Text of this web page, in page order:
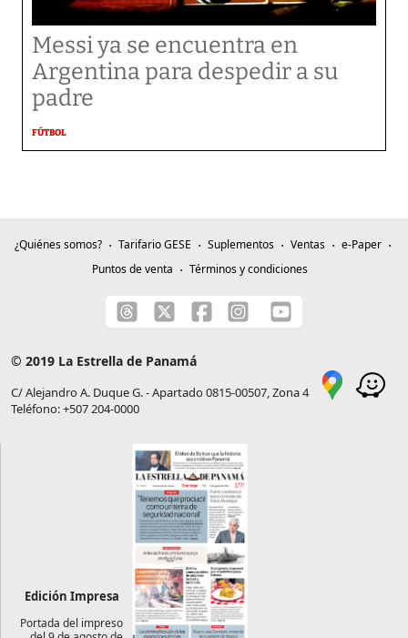
Messi ya se encuentra en
Argentina para despedir a su
padre
FÚTBOL
¿Quiénes somos? Tarifario GESE Suplementos Ventas
e-Paper
Puntos de venta
Términos y condiciones
© 2019 La Estrella de Panamá
C/ Alejandro A. Duque G. - Apartado 0815-00507, Zona 4
Teléfono: +507 204-0000
Edición Impresa
Portada del impreso